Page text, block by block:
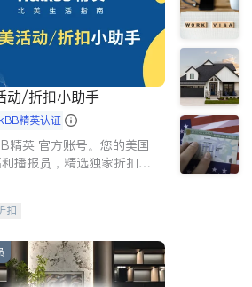
动/折扣小助手
精英认证
精英 官方账号。您的美国
播报员，精选独家折扣、
扣